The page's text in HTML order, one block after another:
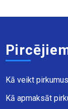
Kā veikt pirkumus
Kā apmaksāt